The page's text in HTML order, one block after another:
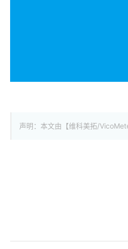
声明：本文由【维科美拓/